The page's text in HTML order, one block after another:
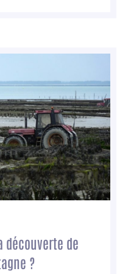
découverte de
?